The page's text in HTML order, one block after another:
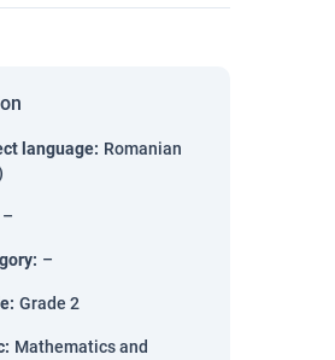
language: Romanian
–
: –
: Grade 2
: Mathematics and